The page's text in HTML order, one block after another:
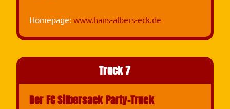
Homepage: www.hans-albers-eck.de
Truck 7
Der FC Silbersack Party-Truck